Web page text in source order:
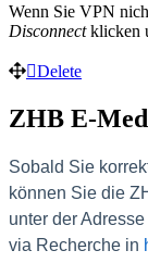
Wenn Sie VPN
Disconnectklicken
Delete
ZHB E-
Sobald Sie
können Sie die
unter der Adresse
via Recherche in